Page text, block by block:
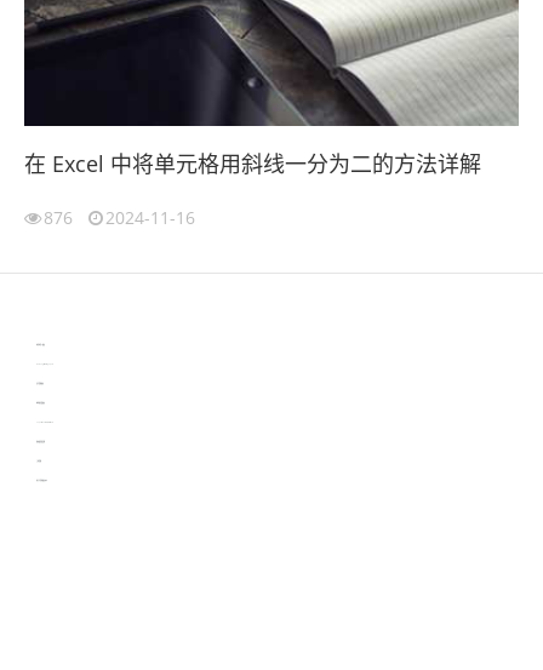
在 Excel 中将单元格用斜线一分为二的方法详解
876 2024-11-16